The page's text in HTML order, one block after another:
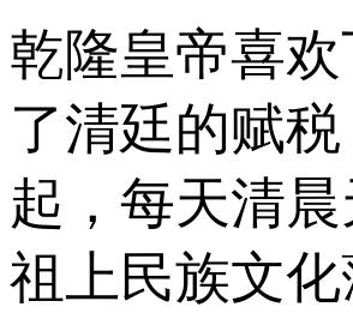
乾隆皇帝喜
了清廷的赋
起，每天清
祖上民族文